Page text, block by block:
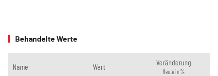
Behandelte Werte
Name Wert Veränderung
Heute in %